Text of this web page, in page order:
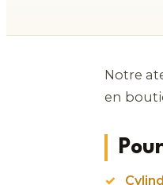
Notre
en